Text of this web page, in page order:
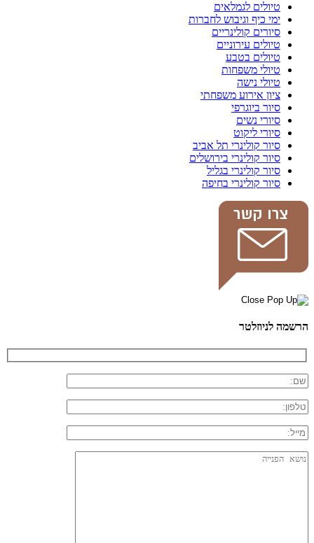
טיולים לגמלאים
ימי כיף וגיבוש לחברות
סיורים קולינריים
טיולים עירוניים
טיולים בטבע
טיולי משפחות
טיולי נישה
ציון אירוע משפחתי
סיור ביוגרפי
סיורי נשים
סיורי ליקוט
סיור קולינרי תל אביב
סיור קולינרי בירושלים
סיור קולינרי בגליל
סיור קולינרי בחיפה
הרשמה לניוזלטר